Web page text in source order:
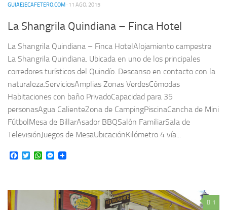
GUIAEJECAFETERO.COM · 11 AGO, 2015
La Shangrila Quindiana – Finca Hotel
La Shangrila Quindiana – Finca HotelAlojamiento campestre
La Shangrila Quindiana. Ubicada en uno de los principales
corredores turísticos del Quindío. Descanso en contacto con la
naturaleza.ServiciosAmplias Zonas VerdesCómodas
Habitaciones con baño PrivadoCapacidad para 35
personasAgua CalienteZona de CampingPiscinaCancha de Mini
FútbolMesa de BillarAsador BBQSalón FamiliarSala de
TelevisiónJuegos de MesaUbicaciónKilómetro 4 vía...
Facebook
TwitterWhatsApp
Messenger
1